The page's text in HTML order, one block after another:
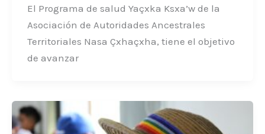
El Programa de salud Yaçxka Ksxa’w de la
Asociación de Autoridades Ancestrales
Territoriales Nasa Çxhaçxha, tiene el objetivo
de avanzar